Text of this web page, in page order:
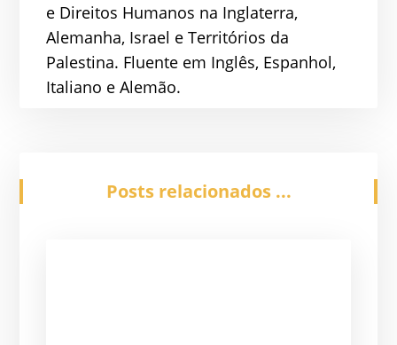
e Direitos Humanos na Inglaterra,
Alemanha, Israel e Territórios da
Palestina. Fluente em Inglês, Espanhol,
Italiano e Alemão.
Posts relacionados ...